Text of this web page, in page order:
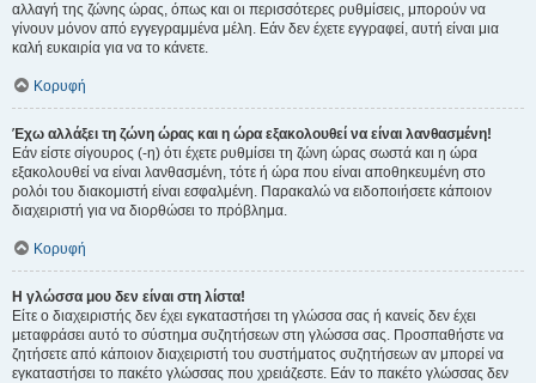
αλλαγή της ζώνης ώρας, όπως και οι περισσότερες ρυθμίσεις, μπορούν να
γίνουν μόνον από εγγεγραμμένα μέλη. Εάν δεν έχετε εγγραφεί, αυτή είναι μια
καλή ευκαιρία για να το κάνετε.
Κορυφή
Έχω αλλάξει τη ζώνη ώρας και η ώρα εξακολουθεί να είναι λανθασμένη!
Εάν είστε σίγουρος (-η) ότι έχετε ρυθμίσει τη ζώνη ώρας σωστά και η ώρα
εξακολουθεί να είναι λανθασμένη, τότε ή ώρα που είναι αποθηκευμένη στο
ρολόι του διακομιστή είναι εσφαλμένη. Παρακαλώ να ειδοποιήσετε κάποιον
διαχειριστή για να διορθώσει το πρόβλημα.
Κορυφή
Η γλώσσα μου δεν είναι στη λίστα!
Είτε ο διαχειριστής δεν έχει εγκαταστήσει τη γλώσσα σας ή κανείς δεν έχει
μεταφράσει αυτό το σύστημα συζητήσεων στη γλώσσα σας. Προσπαθήστε να
ζητήσετε από κάποιον διαχειριστή του συστήματος συζητήσεων αν μπορεί να
εγκαταστήσει το πακέτο γλώσσας που χρειάζεστε. Εάν το πακέτο γλώσσας δεν